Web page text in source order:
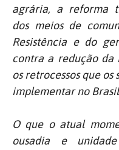
agrária, a reforma
dos meios de
Resistência e do
contra a redução da
os retrocessos que
implementar no
O que o atual
ousadia e